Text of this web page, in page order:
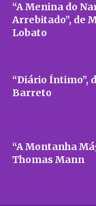
“A Menina do
Arrebitado”, de
Lobato
“Diário Íntimo”,
Barreto
“A Montanha
Thomas Mann